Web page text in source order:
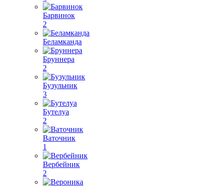
Барвинок
2
Беламканда
Бруннера
2
Бузульник
3
Бутелуа
2
Ваточник
1
Вербейник
2